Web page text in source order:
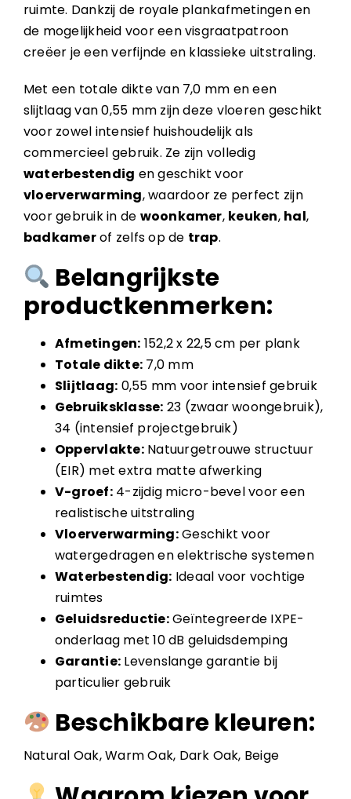
ruimte. Dankzij de royale plankafmetingen en
de mogelijkheid voor een visgraatpatroon
creëer je een verfijnde en klassieke uitstraling.
Met een totale dikte van 7,0 mm en een
slijtlaag van 0,55 mm zijn deze vloeren geschikt
voor zowel intensief huishoudelijk als
commercieel gebruik. Ze zijn volledig
waterbestendig en geschikt voor
vloerverwarming, waardoor ze perfect zijn
voor gebruik in de woonkamer, keuken, hal,
badkamerof zelfs op de trap.
Belangrijkste
productkenmerken:
Afmetingen: 152,2 x 22,5 cm per plank
Totale dikte: 7,0 mm
Slijtlaag: 0,55 mm voor intensief gebruik
Gebruiksklasse: 23 (zwaar woongebruik),
34 (intensief projectgebruik)
Oppervlakte:Natuurgetrouwe structuur
(EIR) met extra matte afwerking
V-groef:4-zijdig micro-bevel voor een
realistische uitstraling
Vloerverwarming:Geschikt voor
watergedragen en elektrische systemen
Waterbestendig: Ideaal voor vochtige
ruimtes
Geluidsreductie:Geïntegreerde IXPE-
onderlaag met 10 dB geluidsdemping
Garantie: Levenslange garantie bij
particulier gebruik
Beschikbare kleuren:
Natural Oak, Warm Oak, Dark Oak, Beige